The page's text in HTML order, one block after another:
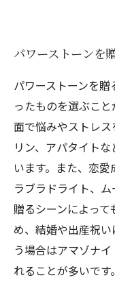
パワーストーンを
パワーストーンを
ったものを選ぶこ
面で悩みやストレ
リン、アパタイト
います。また、恋愛
ラブラドライト、ム
贈るシーンによっ
め、結婚や出産祝
う場合はアマゾナ
れることが多いで